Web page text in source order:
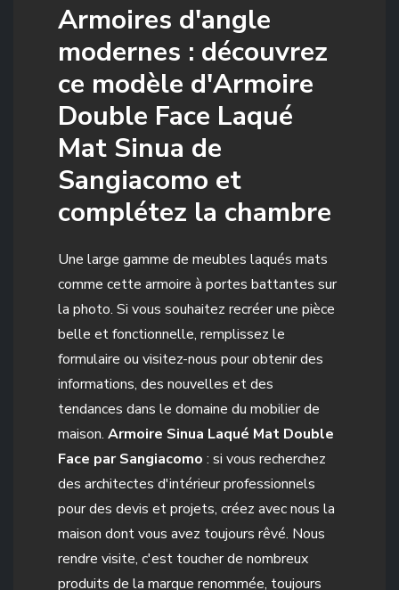
Armoires d'angle
modernes : découvrez
ce modèle d'Armoire
Double Face Laqué
Mat Sinua de
Sangiacomo et
complétez la chambre
Une large gamme de meubles laqués mats
comme cette armoire à portes battantes sur
la photo. Si vous souhaitez recréer une pièce
belle et fonctionnelle, remplissez le
formulaire ou visitez-nous pour obtenir des
informations, des nouvelles et des
tendances dans le domaine du mobilier de
maison. Armoire Sinua Laqué Mat Double
Face par Sangiacomo : si vous recherchez
des architectes d'intérieur professionnels
pour des devis et projets, créez avec nous la
maison dont vous avez toujours rêvé. Nous
rendre visite, c'est toucher de nombreux
produits de la marque renommée, toujours